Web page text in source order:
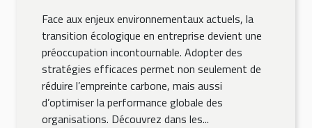
Face aux enjeux environnementaux actuels, la
transition écologique en entreprise devient une
préoccupation incontournable. Adopter des
stratégies efficaces permet non seulement de
réduire l’empreinte carbone, mais aussi
d’optimiser la performance globale des
organisations. Découvrez dans les...